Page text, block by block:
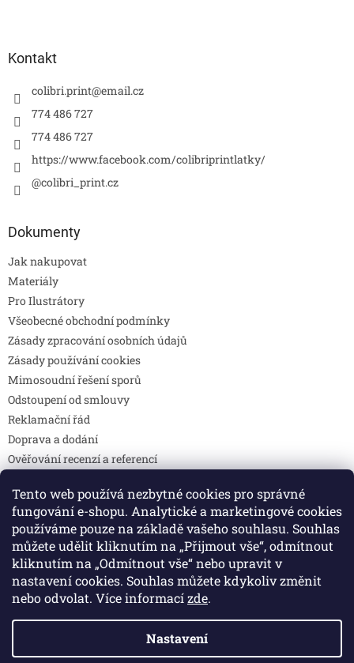
Tento web používá nezbytné cookies pro správné
fungování e-shopu. Analytické a marketingové cookies
používáme pouze na základě vašeho souhlasu. Souhlas
můžete udělit kliknutím na „Přijmout vše“, odmítnout
kliknutím na „Odmítnout vše“ nebo upravit v
nastavení cookies. Souhlas můžete kdykoliv změnit
nebo odvolat. Více informacízde.
Nastavení
Kontakt
colibri.print@email.cz
774 486 727
774 486 727
https://www.facebook.com/colibriprintlatky/
@colibri_print.cz
Dokumenty
Jak nakupovat
Materiály
Pro Ilustrátory
Všeobecné obchodní podmínky
Zásady zpracování osobních údajů
Zásady používání cookies
Mimosoudní řešení sporů
Odstoupení od smlouvy
Reklamační řád
Doprava a dodání
Ověřování recenzí a referencí
Prohlášení o shodě
Způsoby platby
DOTAZY
Kontakty